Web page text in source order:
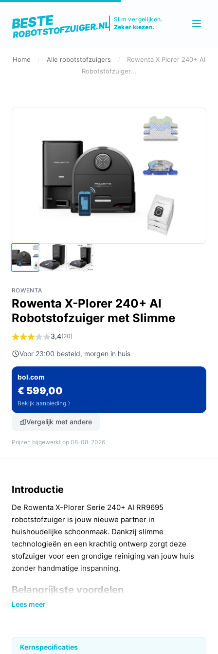
BESTE
ROBOTSTOFZUIGER.NL
Slim vergelijken.
Zeker kiezen.
Home / Alle robotstofzuigers /
Rowenta X Plorer 240+ AI
Robotstofzuiger...
ROWENTA
Rowenta X-Plorer 240+ AI
Robotstofzuiger met Slimme
3,4(20)
Voor 23:00 besteld, morgen in huis
bol.com
€ 599,00
Bekijk aanbieding
Vergelijk met andere
Prijzen bijgewerkt op 08-08-2026
Introductie
De Rowenta X-Plorer Serie 240+ AI RR9695
robotstofzuiger is jouw nieuwe partner in
huishoudelijke schoonmaak. Dankzij slimme
technologieën en een krachtig ontwerp zorgt deze
stofzuiger voor een grondige reiniging van jouw huis
zonder handmatige inspanning.
Belangrijkste voordelen
Met de Rowenta X-Plorer profiteer je van verschillende
Diepe reiniging:
Lees meer
Kernspecificaties